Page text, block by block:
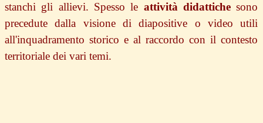
stanchi gli allievi. Spesso le attività didattichesono
precedute dalla visione di diapositive o video utili
all'inquadramento storico e al raccordo con il contesto
territoriale dei vari temi.